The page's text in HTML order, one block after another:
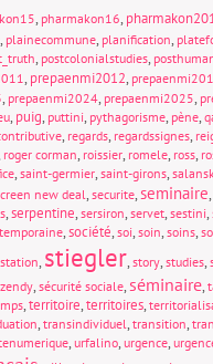
, pharmakon16,
, plainecommune, planification,
, postcolonialstudies,
, prepaenmi2012,
, prepaenmi2024, prepaenmi2025,
, puig, puttini, pythagorisme, pène,
, regards, regardssignes,
roger corman, roissier, romele, ross,
, saint-germier, saint-girons,
new deal, securite,seminaire,
,serpentine, sersiron, servet, sestini,
,société, soi, soin, soins,
station, stiegler, story, studies,
, sécurité sociale,séminaire,
,territoire,territoires,
, transindividuel, transition,
, urfalino, urgence,